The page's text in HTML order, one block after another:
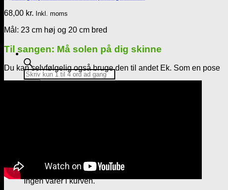
Products
search
Ingen varer i kurven.
68,00 kr. Inkl. moms
Mål: 23 cm høj og 20 cm bred
Til sangen: Må solen på dig skinne
Du kan selvfølgelig også bruge den til andet Ek. Som en pose